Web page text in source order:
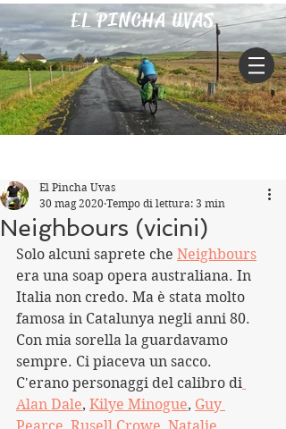
EL PINCHA UVAS
Neighbours (vicini)
El Pincha Uvas
30 mag 2020 Tempo di lettura: 3 min
Solo alcuni saprete che Neighbours
era una soap opera australiana. In
Italia non credo. Ma è stata molto
famosa in Catalunya negli anni 80.
Con mia sorella la guardavamo
sempre. Ci piaceva un sacco.
C'erano personaggi del calibro di
Alan Dale, Kilye Minogue, Guy